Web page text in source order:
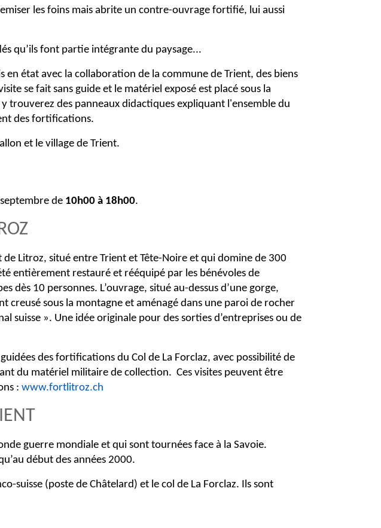
les foins mais abrite un contre-ouvrage fortifié, lui aussi
qu’ils font partie intégrante du paysage...
état avec la collaboration de la commune de Trient, des biens
se fait sans guide et le matériel exposé est placé sous la
trouverez des panneaux didactiques expliquant l'ensemble du
des fortifications.
et le village de Trient.
de 10h00 à 18h00.
Litroz, situé entre Trient et Tête-Noire et qui domine de 300
entièrement restauré et rééquipé par les bénévoles de
dès 10 personnes. L’ouvrage, situé au-dessus d’une gorge,
sous la montagne et aménagé dans une paroi de rocher
suisse ». Une idée originale pour des sorties d’entreprises ou de
des fortifications du Col de La Forclaz, avec possibilité de
du matériel militaire de collection. Ces visites peuvent être
: www.fortlitroz.ch
guerre mondiale et qui sont tournées face à la Savoie.
début des années 2000.
suisse (poste de Châtelard) et le col de La Forclaz. Ils sont